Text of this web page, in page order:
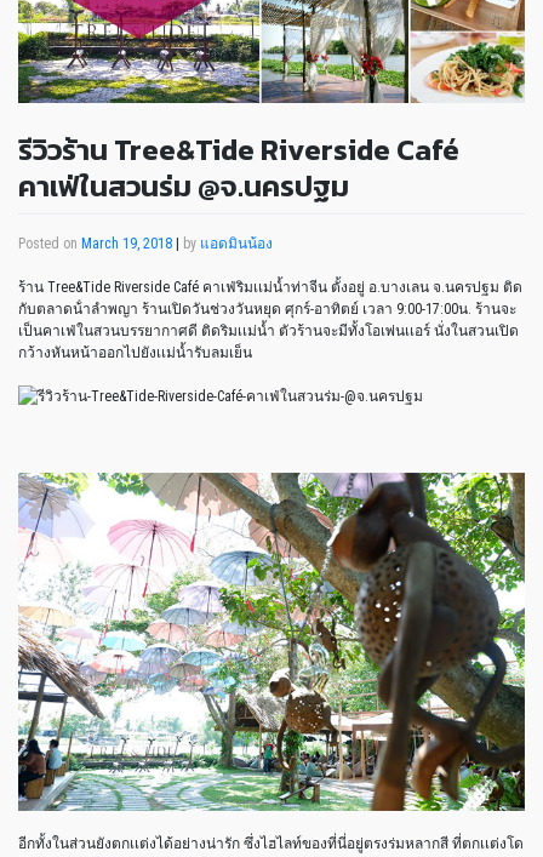
รีวิวร้าน Tree&Tide Riverside Café
คาเฟ่ในสวนร่ม @จ.นครปฐม
Posted on March 19, 2018 by แอดมินน้อง
ร้าน Tree&Tide Riverside Café คาเฟ่ริมเเม่น้ำท่าจีน ตั้งอยู่ อ.บางเลน จ.นครปฐม ติด
กับตลาดน้ําลําพญา ร้านเปิดวันช่วงวันหยุด ศุกร์-อาทิตย์ เวลา 9:00-17:00น. ร้านจะ
เป็นคาเฟ่ในสวนบรรยากาศดี ติดริมเเม่น้ำ ตัวร้านจะมีทั้งโอเพ่นเเอร์ นั่งในสวนเปิด
กว้างหันหน้าออกไปยังเเม่น้ำรับลมเย็น
อีกทั้งในส่วนยังตกเเต่งได้อย่างน่ารัก ซึ่งไฮไลท์ของที่นี่อยู่ตรงร่มหลากสี ที่ตกเเต่งโด